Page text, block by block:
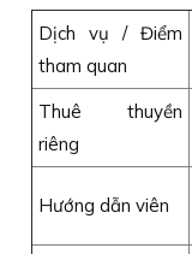
Dịch vụ / Điểm
tham quan
Thuê thuyền
riêng
Hướng dẫn viên